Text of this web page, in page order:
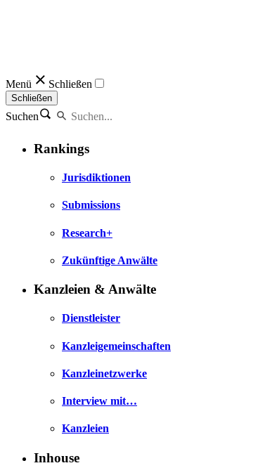
Menü Schließen
Schließen
Suchen
Rankings
Jurisdiktionen
Submissions
Research+
Zukünftige Anwälte
Kanzleien & Anwälte
Dienstleister
Kanzleigemeinschaften
Kanzleinetzwerke
Interview mit…
Kanzleien
Inhouse